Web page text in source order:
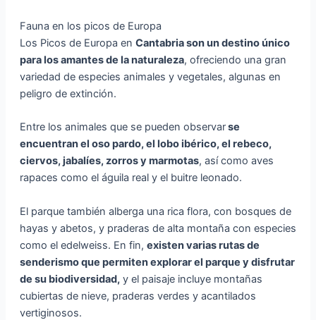
Fauna en los picos de Europa
Los Picos de Europa en Cantabria son un destino único
para los amantes de la naturaleza, ofreciendo una gran
variedad de especies animales y vegetales, algunas en
peligro de extinción.
Entre los animales que se pueden observarse
encuentran el oso pardo, el lobo ibérico, el rebeco,
ciervos, jabalíes, zorros y marmotas, así como aves
rapaces como el águila real y el buitre leonado.
El parque también alberga una rica flora, con bosques de
hayas y abetos, y praderas de alta montaña con especies
como el edelweiss. En fin, existen varias rutas de
senderismo que permiten explorar el parque y disfrutar
de su biodiversidad, y el paisaje incluye montañas
cubiertas de nieve, praderas verdes y acantilados
vertiginosos.